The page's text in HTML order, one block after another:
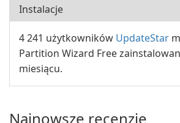
Instalacje
4 241 użytkowników UpdateStar
Partition Wizard Free
miesiącu.
Najnowsze recenzje